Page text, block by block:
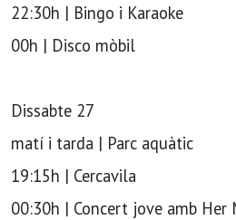
22:30h | Bingo i Karaoke
00h | Disco mòbil
Dissabte 27
matí i tarda | Parc aquàtic
19:15h | Cercavila
00:30h | Concert jove amb Her